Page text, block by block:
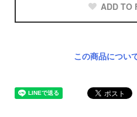
ADD TO
この商品につい